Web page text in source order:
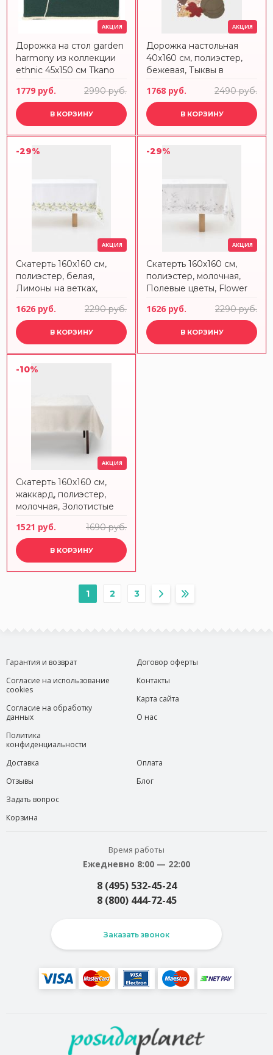
АКЦИЯ
Дорожка на стол garden
harmony из коллекции
ethnic 45х150 см Tkano
1779 руб. 2990 руб.
В КОРЗИНУ
АКЦИЯ
Дорожка настольная
40х160 см, полиэстер,
бежевая, Тыквы в
1768 руб. 2490 руб.
В КОРЗИНУ
-29%
АКЦИЯ
Скатерть 160х160 см,
полиэстер, белая,
Лимоны на ветках,
1626 руб. 2290 руб.
В КОРЗИНУ
-29%
АКЦИЯ
Скатерть 160х160 см,
полиэстер, молочная,
Полевые цветы, Flower
1626 руб. 2290 руб.
В КОРЗИНУ
-10%
АКЦИЯ
Скатерть 160х160 см,
жаккард, полиэстер,
молочная, Золотистые
1521 руб. 1690 руб.
В КОРЗИНУ
1 2 3
Гарантия и возврат
Согласие на использование
cookies
Согласие на обработку
данных
Политика
конфиденциальности
Договор оферты
Контакты
Карта сайта
О нас
Доставка
Отзывы
Задать вопрос
Корзина
Оплата
Блог
Время работы
Ежедневно 8:00 — 22:00
8 (495) 532-45-24
8 (800) 444-72-45
Заказать звонок